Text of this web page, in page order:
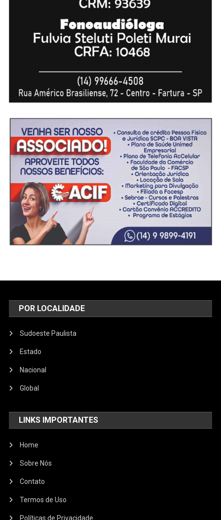
POR LOCALIDADE
Sudoeste Paulista
Estado
Nacional
Global
LINKS IMPORTANTES
Home
Sobre Nós
Contato
Termos de Uso
Políticas de Privacidade